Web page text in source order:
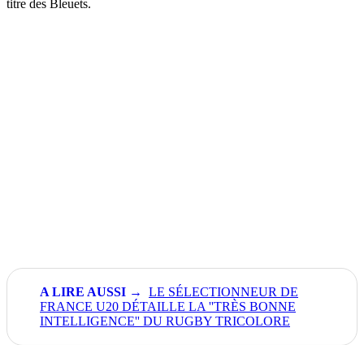
titre des Bleuets.
LE SÉLECTIONNEUR DE
FRANCE U20 DÉTAILLE LA ''TRÈS BONNE
INTELLIGENCE'' DU RUGBY TRICOLORE